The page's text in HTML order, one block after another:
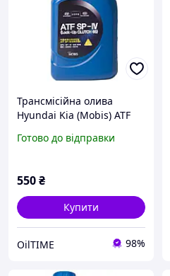
Трансмісійна олива
Hyundai Kia (Mobis) ATF
04500-00115
Готово до відправки
550₴
Купити
OilTIME 98%